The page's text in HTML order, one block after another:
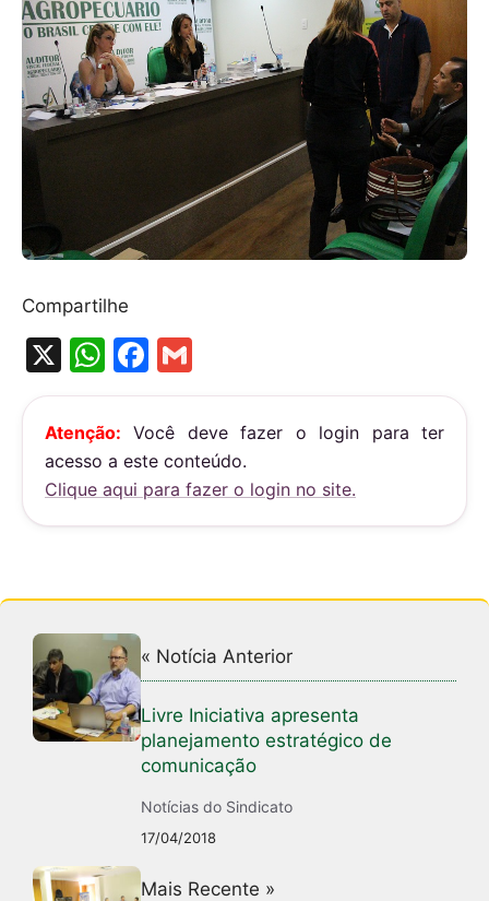
Compartilhe
X
W
h
at
s
A
p
F
a
c
e
b
o
k
m
ai
l
Atenção: Você deve fazer o login para ter
acesso a este conteúdo.
Clique aqui para fazer o login no site.
« Notícia Anterior
Livre Iniciativa apresenta
planejamento estratégico de
comunicação
Notícias do Sindicato
17/04/2018
Mais Recente »